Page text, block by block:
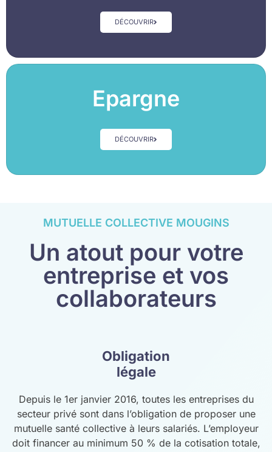
DÉCOUVRIR
Epargne
DÉCOUVRIR
MUTUELLE COLLECTIVE MOUGINS
Un atout pour votre
entreprise et vos
collaborateurs
Obligation
légale
Depuis le 1er janvier 2016, toutes les entreprises du
secteur privé sont dans l’obligation de proposer une
mutuelle santé collective à leurs salariés. L’employeur
doit financer au minimum 50 % de la cotisation totale,